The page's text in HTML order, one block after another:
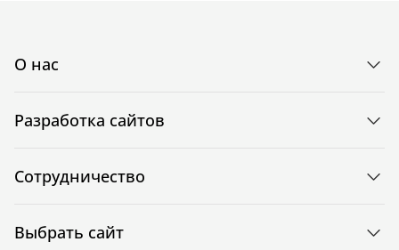
О нас
Разработка сайтов
Сотрудничество
Выбрать сайт